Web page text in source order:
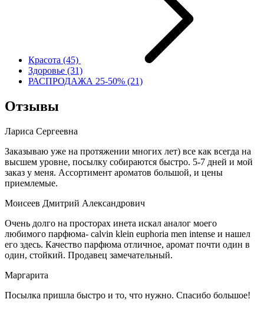
Красота (45)
Здоровье (31)
РАСПРОДАЖА 25-50% (21)
Отзывы
Лариса Сергеевна
Заказываю уже на протяжении многих лет) все как всегда на
высшем уровне, посылку собираются быстро. 5-7 дней и мой
заказ у меня. Ассортимент ароматов большой, и цены
приемлемые.
Моисеев Дмитрий Александрович
Очень долго на просторах инета искал аналог моего
любимого парфюма- calvin klein euphoria men intense и нашел
его здесь. Качество парфюма отличное, аромат почти один в
один, стойкий. Продавец замечательный.
Маргарита
Посылка пришла быстро и то, что нужно. Спасибо большое!